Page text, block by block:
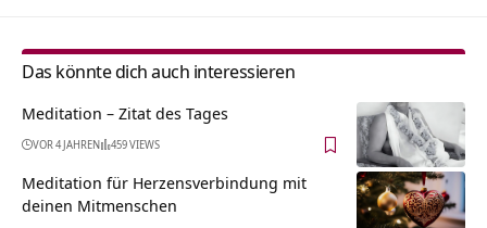
Das könnte dich auch interessieren
Meditation – Zitat des Tages
VOR 4 JAHREN 459 VIEWS
Meditation für Herzensverbindung mit
deinen Mitmenschen